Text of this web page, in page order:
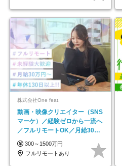
株式会社One feat.
動画・映像クリエイター（SNS
マーケ）／経験ゼロから一流へ
／フルリモートOK／月給30万
円～／年休130日以上
300～1500万円
フルリモートあり